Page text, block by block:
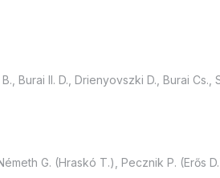
Burai II. D., Drienyovszki D., Burai Cs.,
G. (Hraskó T.), Pecznik P. (Erős